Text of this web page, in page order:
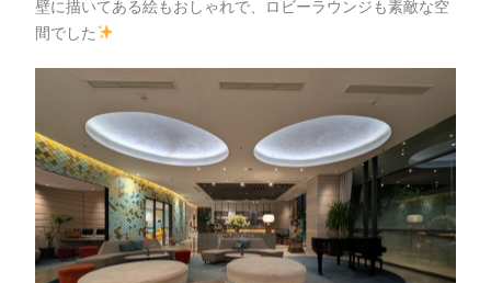
壁に描いてある絵もおしゃれで、ロビーラウンジも素敵な空
間でした